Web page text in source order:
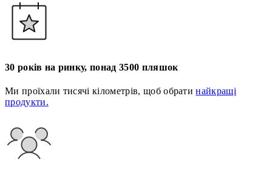
30 років на ринку, понад 3500 пляшок
Ми проїхали тисячі кілометрів, щоб обратинайкращі
продукти.